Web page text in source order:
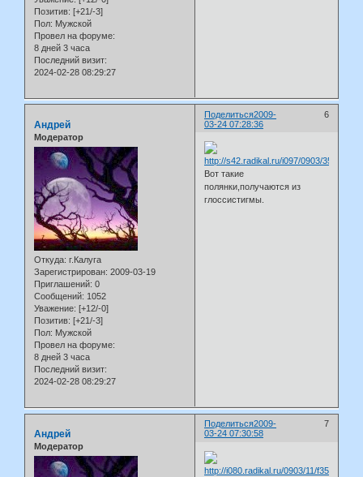
Позитив: [+21/-3]
Пол: Мужской
Провел на форуме:
8 дней 3 часа
Последний визит:
2024-02-28 08:29:27
Поделиться 6
2009-
03-24 07:28:36
Андрей
Модератор
Откуда: г.Калуга
Зарегистрирован: 2009-03-19
Приглашений: 0
Сообщений: 1052
Уважение: [+12/-0]
Позитив: [+21/-3]
Пол: Мужской
Провел на форуме:
8 дней 3 часа
Последний визит:
2024-02-28 08:29:27
Вот такие
полянки,получаются из
глоссистигмы.
Поделиться 7
2009-
03-24 07:30:58
Андрей
Модератор